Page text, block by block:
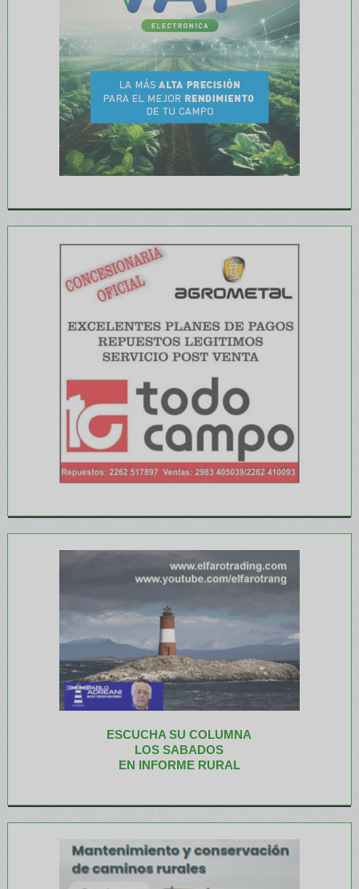
ESCUCHA SU COLUMNA
LOS SABADOS
EN INFORME RURAL